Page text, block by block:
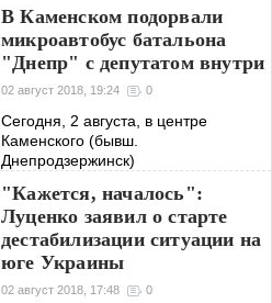
гендиректора телеканала «ATR»
Айдер Муждабаев выступил с
жесткой критикой украинского
боксера Александра Усика. Об этом
Муждабаев написал на своей
В Каменском подорвали
микроавтобус батальона
"Днепр" с депутатом внутри
02 август 2018, 19:24 0
Сегодня, 2 августа, в центре
Каменского (бывш.
Днепродзержинск)
взорвался микроавтобус, в
результате чего пострадал местный
депутат. Об этом сообщает местное
издание
"Кажется, началось":
Луценко заявил о старте
дестабилизации ситуации на
юге Украины
02 август 2018, 17:48 0